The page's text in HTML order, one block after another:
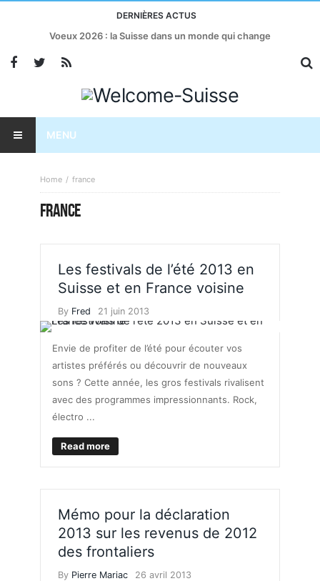
DERNIÈRES ACTUS
Voeux 2026 : la Suisse dans un monde qui change
MENU
Home france
FRANCE
Les festivals de l’été 2013 en
Suisse et en France voisine
By Fred 21 juin 2013
Envie de profiter de l’été pour écouter vos
artistes préférés ou découvrir de nouveaux
sons ? Cette année, les gros festivals rivalisent
avec des programmes impressionnants. Rock,
électro ...
Read more
Mémo pour la déclaration
2013 sur les revenus de 2012
des frontaliers
By Pierre Mariac 26 avril 2013